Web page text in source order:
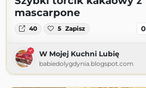
mascarpone
40 5 Zapisz 0
W Mojej Kuchni Lubię
babiedolygdynia.blogspot.com